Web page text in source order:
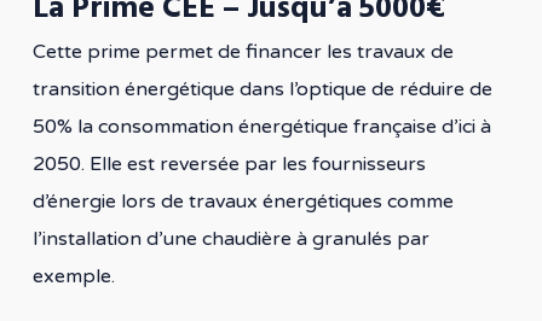
Cette prime permet de financer les travaux de
transition énergétique dans l’optique de réduire de
50% la consommation énergétique française d’ici à
2050. Elle est reversée par les fournisseurs
d’énergie lors de travaux énergétiques comme
l’installation d’une chaudière à granulés par
exemple.